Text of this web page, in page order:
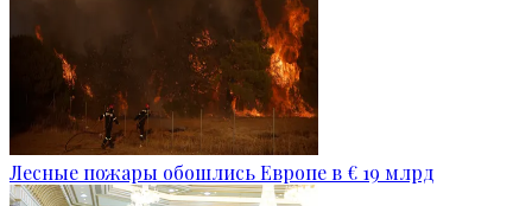
Лесные пожары обошлись Европе в € 19 млрд